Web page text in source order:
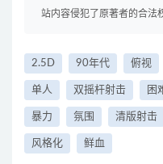
站内容侵犯了原著者的合法
2.5D 90年代 俯视
单人 双摇杆射击 困
暴力 氛围 清版射击
风格化 鲜血